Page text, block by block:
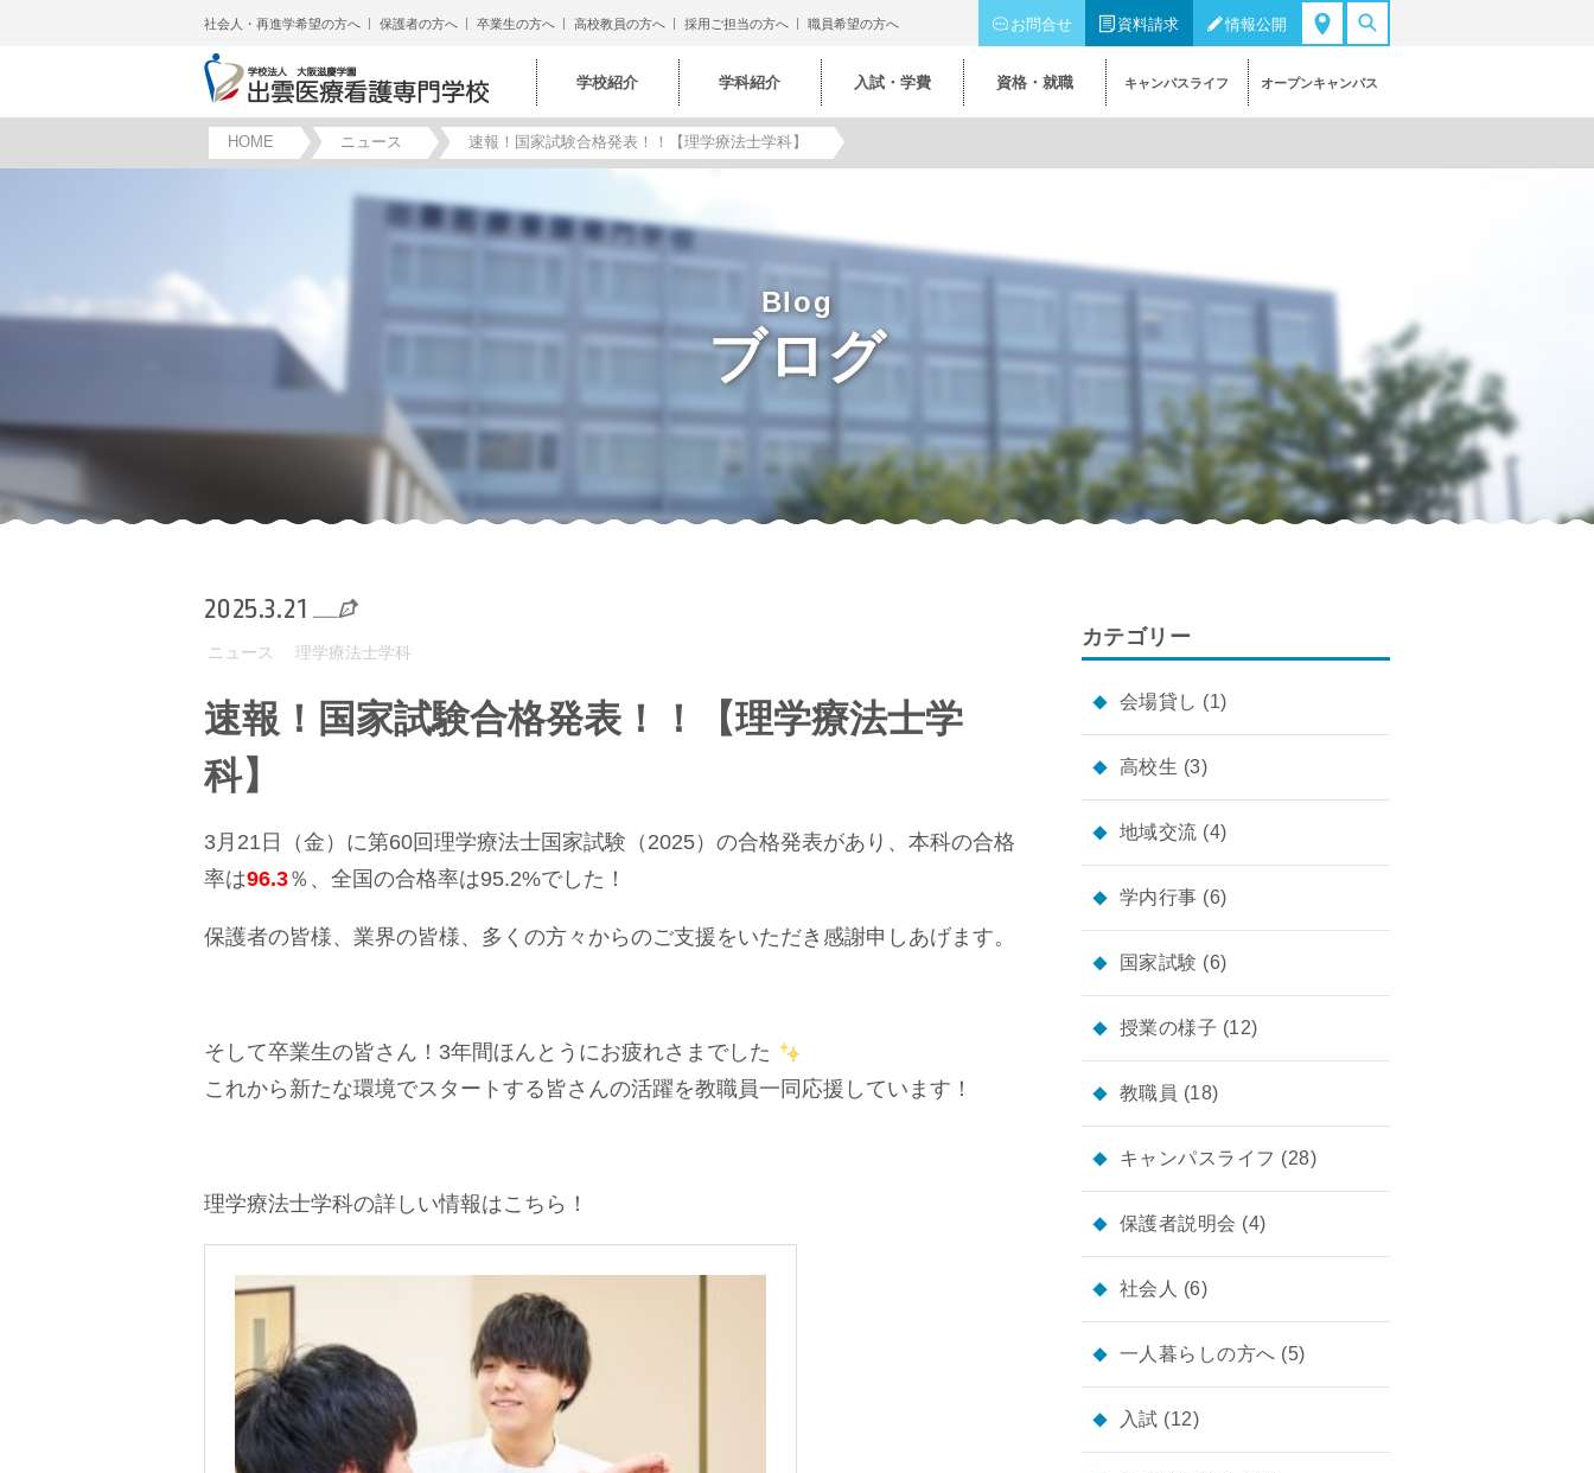
社会人・再進学希望の方へ 保護者の方へ 卒業生の方へ 高校教員の方へ 採用ご担当の方へ 職員希望の方へ お問合せ 資料請求 情報公開
学校紹介 学科紹介 入試・学費 資格・就職 キャンパスライフ オープンキャンパス
HOME ニュース 速報！国家試験合格発表！！【理学療法士学科】
Blog
ブログ
2025.3.21
ニュース 理学療法士学科
速報！国家試験合格発表！！【理学療法士学
科】
3月21日（金）に第60回理学療法士国家試験（2025）の合格発表があり、本科の合格
率は96.3％、全国の合格率は95.2%でした！
保護者の皆様、業界の皆様、多くの方々からのご支援をいただき感謝申しあげます。
そして卒業生の皆さん！3年間ほんとうにお疲れさまでした
これから新たな環境でスタートする皆さんの活躍を教職員一同応援しています！
理学療法士学科の詳しい情報はこちら！
カテゴリー
会場貸し (1)
高校生 (3)
地域交流 (4)
学内行事 (6)
国家試験 (6)
授業の様子 (12)
教職員 (18)
キャンパスライフ (28)
保護者説明会 (4)
社会人 (6)
一人暮らしの方へ (5)
入試 (12)